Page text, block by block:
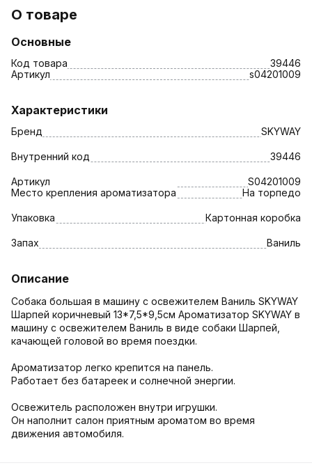
О товаре
Основные
Код товара
39446
Артикул
s04201009
Характеристики
Бренд SKYWAY
Внутренний код 39446
Артикул
S04201009
Место крепления ароматизатора
На торпедо
Упаковка Картонная коробка
Запах Ваниль
Описание
Собака большая в машину с освежителем Ваниль SKYWAY
Шарпей коричневый 13*7,5*9,5см Ароматизатор SKYWAY в
машину с освежителем Ваниль в виде собаки Шарпей,
качающей головой во время поездки.
Ароматизатор легко крепится на панель.
Работает без батареек и солнечной энергии.
Освежитель расположен внутри игрушки.
Он наполнит салон приятным ароматом во время
движения автомобиля.